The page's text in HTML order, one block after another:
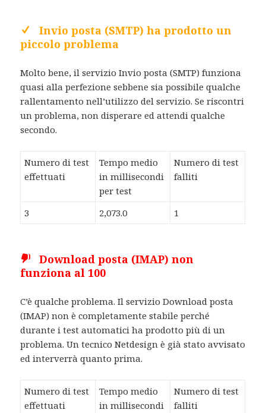
Invio posta (SMTP) ha prodotto un
piccolo problema
Molto bene, il servizio Invio posta (SMTP) funziona
quasi alla perfezione sebbene sia possibile qualche
rallentamento nell’utilizzo del servizio. Se riscontri
un problema, non disperare ed attendi qualche
secondo.
Numero di test
effettuati
Tempo medio
in millisecondi
per test
Numero di test
falliti
3 2,073.0 1
Download posta (IMAP) non
funziona al 100
C’è qualche problema. Il servizio Download posta
(IMAP) non è completamente stabile perché
durante i test automatici ha prodotto più di un
problema. Un tecnico Netdesign è già stato avvisato
ed interverrà quanto prima.
Numero di test
effettuati
Tempo medio
in millisecondi
Numero di test
falliti